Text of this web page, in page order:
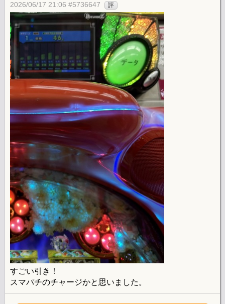
2026/06/17 21:06 #5736647 評
すごい引き！
スマパチのチャージかと思いました。